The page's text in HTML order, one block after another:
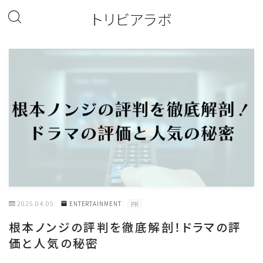
トリビアラボ
2025.04.05 ENTERTAINMENT PR
根本ノンジの評判を徹底解剖！ドラマの評
価と人気の秘密